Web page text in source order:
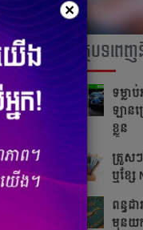
អត្ថបទពេ
ទម្លា
ឡាន​
ខ្លួន
ត្រួស​ៗ​​
ឬ​ខ្សែ​
ពន្ធ
មុនយក
×